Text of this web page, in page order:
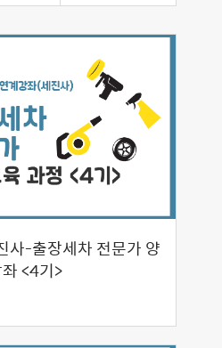
사-출장세차 전문가 양
<4기>